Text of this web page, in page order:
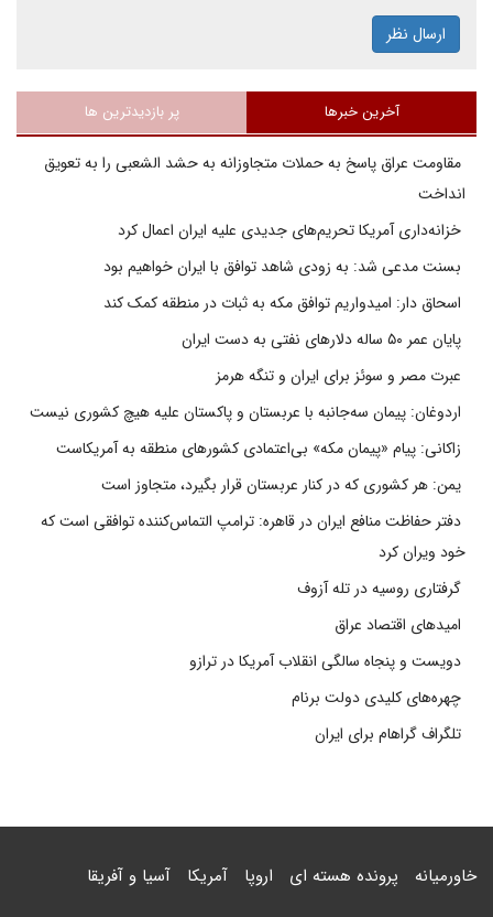
ارسال نظر
آخرین خبرها پر بازدیدترین ها
مقاومت عراق پاسخ به حملات متجاوزانه به حشد الشعبی را به تعویق
انداخت
خزانه‌داری آمریکا تحریم‌های جدیدی علیه ایران اعمال کرد
بسنت مدعی شد: به زودی شاهد توافق با ایران خواهیم بود
اسحاق دار: امیدواریم توافق مکه به ثبات در منطقه کمک کند
پایان عمر ۵۰ ساله دلارهای نفتی به دست ایران
عبرت مصر و سوئز برای ایران و تنگه هرمز
اردوغان: پیمان سه‌جانبه با عربستان و پاکستان علیه هیچ کشوری نیست
زاکانی: پیام «پیمان مکه» بی‌اعتمادی کشورهای منطقه به آمریکاست
یمن: هر کشوری که در کنار عربستان قرار بگیرد، متجاوز است
دفتر حفاظت منافع ایران در قاهره: ترامپ التماس‌کننده توافقی است که
خود ویران کرد
گرفتاری روسیه در تله آزوف
امیدهای اقتصاد عراق
دویست و پنجاه سالگی انقلاب آمریکا در ترازو
چهره‌های کلیدی دولت برنام
تلگراف گراهام برای ایران
خاورمیانه پرونده هسته ای اروپا آمریکا آسیا و آفریقا